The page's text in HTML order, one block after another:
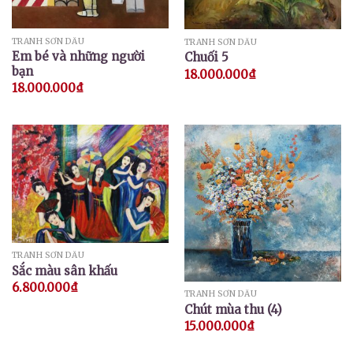
TRANH SƠN DẦU
Em bé và những người
bạn
18.000.000₫
TRANH SƠN DẦU
Chuối 5
18.000.000₫
TRANH SƠN DẦU
Sắc màu sân khấu
6.800.000₫ TRANH SƠN DẦU
Chút mùa thu (4)
15.000.000₫